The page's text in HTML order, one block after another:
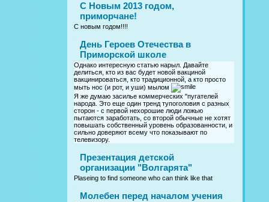
С Новым 2013 годом,
приморчане!
С новым годом!!!!
День Героев Отечества в
Приморской школе
Однако интересную статью нарыл. Давайте
делиться, кто из вас будет новой вакциной
вакцинироваться, кто традиционной, а кто просто
мыть нос (и рот, и уши) мылом
Я же думаю засилье коммерческих "пугателей
народа. Это еще один тренд тупоголовия с разных
сторон - с первой нехорошие люди ложью
пытаются заработать, со второй обычные не хотят
повышать собственный уровень образованности, и
сильно доверяют всему что показывают по
телевизору.
Презентация детской
организации "Волгарята"
Plaseing to find someone who can think like that
Молебен перед началом учения